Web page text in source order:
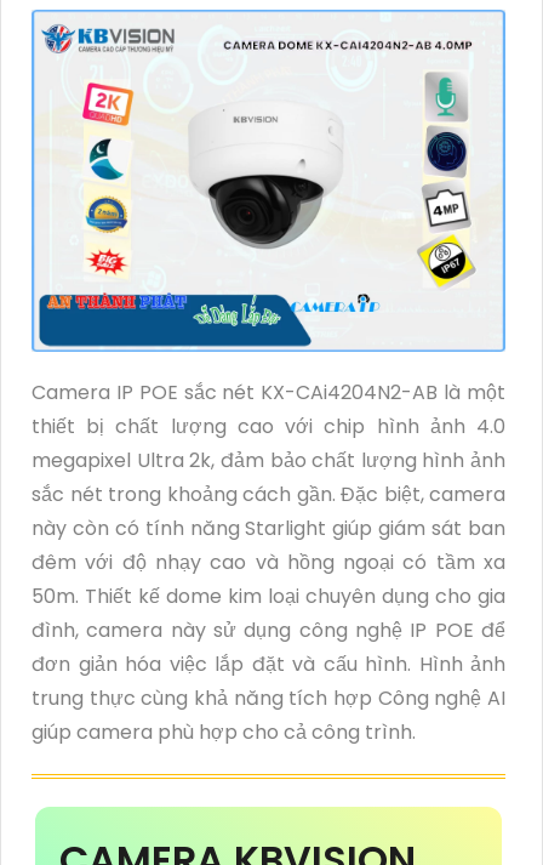
Camera IP POE sắc nét KX-CAi4204N2-AB là một
thiết bị chất lượng cao với chip hình ảnh 4.0
megapixel Ultra 2k, đảm bảo chất lượng hình ảnh
sắc nét trong khoảng cách gần. Đặc biệt, camera
này còn có tính năng Starlight giúp giám sát ban
đêm với độ nhạy cao và hồng ngoại có tầm xa
50m. Thiết kế dome kim loại chuyên dụng cho gia
đình, camera này sử dụng công nghệ IP POE để
đơn giản hóa việc lắp đặt và cấu hình. Hình ảnh
trung thực cùng khả năng tích hợp Công nghệ AI
giúp camera phù hợp cho cả công trình.